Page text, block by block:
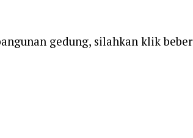
gedung, silahkan klik